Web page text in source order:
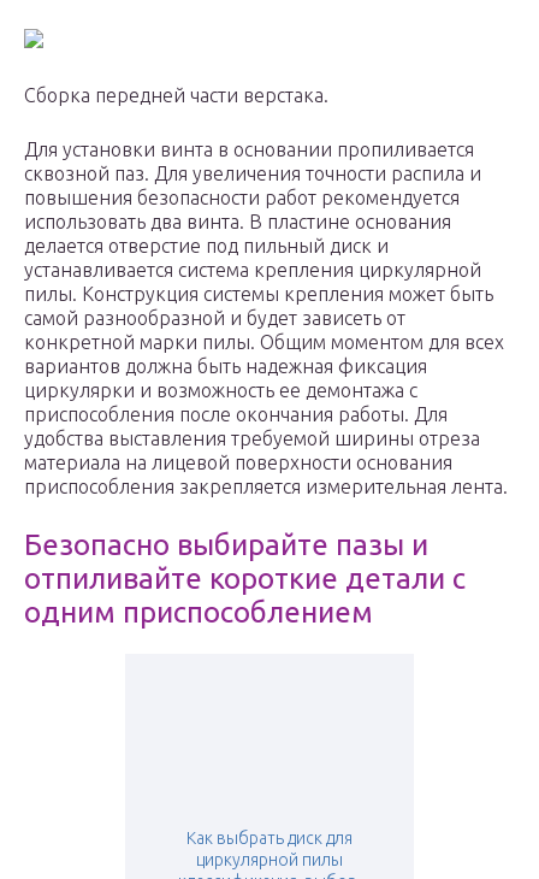
Сборка передней части верстака.
Для установки винта в основании пропиливается
сквозной паз. Для увеличения точности распила и
повышения безопасности работ рекомендуется
использовать два винта. В пластине основания
делается отверстие под пильный диск и
устанавливается система крепления циркулярной
пилы. Конструкция системы крепления может быть
самой разнообразной и будет зависеть от
конкретной марки пилы. Общим моментом для всех
вариантов должна быть надежная фиксация
циркулярки и возможность ее демонтажа с
приспособления после окончания работы. Для
удобства выставления требуемой ширины отреза
материала на лицевой поверхности основания
приспособления закрепляется измерительная лента.
Безопасно выбирайте пазы и
отпиливайте короткие детали с
одним приспособлением
Как выбрать диск для
циркулярной пилы